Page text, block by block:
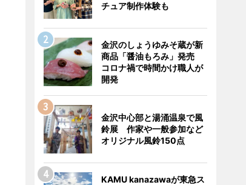
チュア制作体験も
金沢のしょうゆみそ蔵が新
商品「醤油もろみ」発売
コロナ禍で時間かけ職人が
開発
金沢中心部と湯涌温泉で風
鈴展 作家や一般参加など
オリジナル風鈴150点
KAMU kanazawaが東急ス